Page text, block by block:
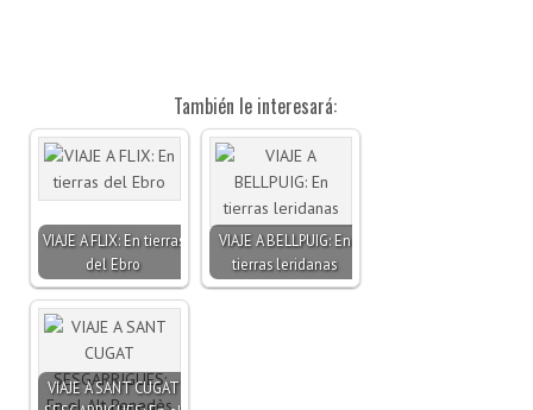
También le interesará:
VIAJE A FLIX: En tierras
del Ebro
VIAJE A BELLPUIG: En
tierras leridanas
VIAJE A SANT CUGAT